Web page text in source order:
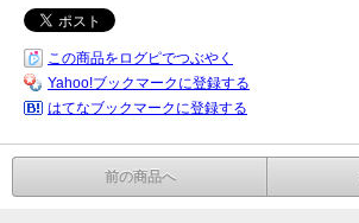
この商品をログピでつぶやく
Yahoo!ブックマークに登録する
はてなブックマークに登録する
前の商品へ